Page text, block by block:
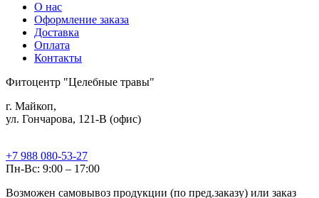
О нас
Оформление заказа
Доставка
Оплата
Контакты
Фитоцентр "Целебные травы"
г. Майкоп,
ул. Гончарова, 121-В (офис)
+7 988 080-53-27
Пн-Вс: 9:00 – 17:00
Возможен самовывоз продукции (по пред.заказу) или заказ